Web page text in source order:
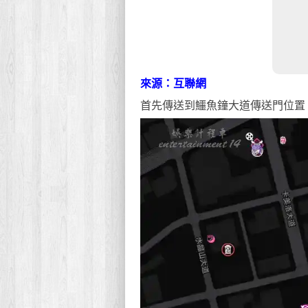
來源：互聯網
首先傳送到鱷魚鐘大道傳送門位置